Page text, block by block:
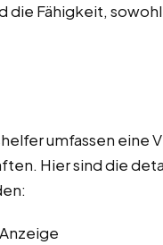
Fähigkeit,
umfassen eine
Hier sind die
Anzeige